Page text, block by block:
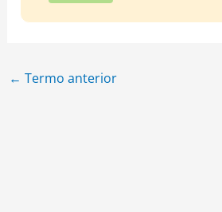
← Termo anterior